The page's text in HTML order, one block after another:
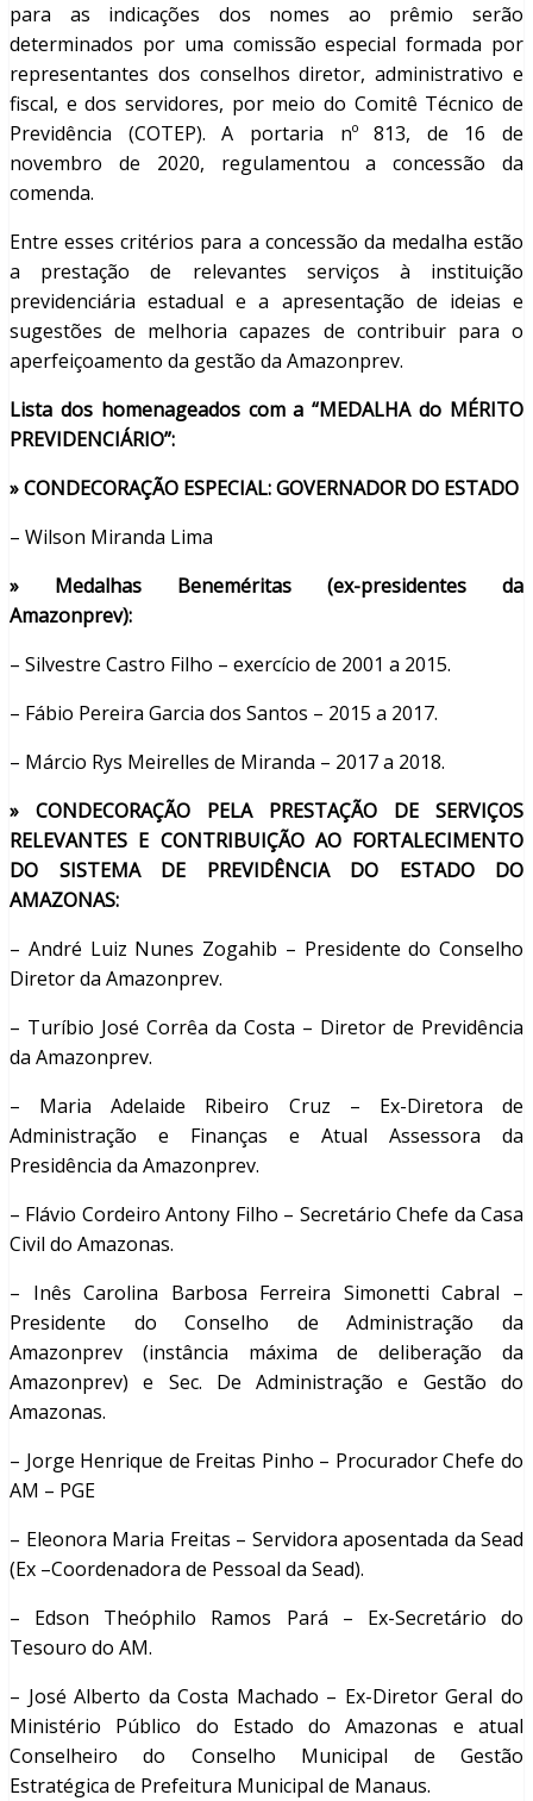
para as indicações dos nomes ao prêmio serão
determinados por uma comissão especial formada por
representantes dos conselhos diretor, administrativo e
fiscal, e dos servidores, por meio do Comitê Técnico de
Previdência (COTEP). A portaria nº 813, de 16 de
novembro de 2020, regulamentou a concessão da
comenda.
Entre esses critérios para a concessão da medalha estão
a prestação de relevantes serviços à instituição
previdenciária estadual e a apresentação de ideias e
sugestões de melhoria capazes de contribuir para o
aperfeiçoamento da gestão da Amazonprev.
Lista dos homenageados com a “MEDALHA do MÉRITO
PREVIDENCIÁRIO”:
» CONDECORAÇÃO ESPECIAL: GOVERNADOR DO ESTADO
– Wilson Miranda Lima
» Medalhas Beneméritas (ex-presidentes da
Amazonprev):
– Silvestre Castro Filho – exercício de 2001 a 2015.
– Fábio Pereira Garcia dos Santos – 2015 a 2017.
– Márcio Rys Meirelles de Miranda – 2017 a 2018.
» CONDECORAÇÃO PELA PRESTAÇÃO DE SERVIÇOS
RELEVANTES E CONTRIBUIÇÃO AO FORTALECIMENTO
DO SISTEMA DE PREVIDÊNCIA DO ESTADO DO
AMAZONAS:
– André Luiz Nunes Zogahib – Presidente do Conselho
Diretor da Amazonprev.
– Turíbio José Corrêa da Costa – Diretor de Previdência
da Amazonprev.
– Maria Adelaide Ribeiro Cruz – Ex-Diretora de
Administração e Finanças e Atual Assessora da
Presidência da Amazonprev.
– Flávio Cordeiro Antony Filho – Secretário Chefe da Casa
Civil do Amazonas.
– Inês Carolina Barbosa Ferreira Simonetti Cabral –
Presidente do Conselho de Administração da
Amazonprev (instância máxima de deliberação da
Amazonprev) e Sec. De Administração e Gestão do
Amazonas.
– Jorge Henrique de Freitas Pinho – Procurador Chefe do
AM – PGE
– Eleonora Maria Freitas – Servidora aposentada da Sead
(Ex –Coordenadora de Pessoal da Sead).
– Edson Theóphilo Ramos Pará – Ex-Secretário do
Tesouro do AM.
– José Alberto da Costa Machado – Ex-Diretor Geral do
Ministério Público do Estado do Amazonas e atual
Conselheiro do Conselho Municipal de Gestão
Estratégica de Prefeitura Municipal de Manaus.